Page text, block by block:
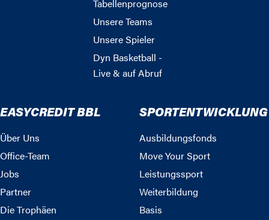
Tabellenprognose
Unsere Teams
Unsere Spieler
Dyn Basketball -
Live & auf Abruf
EASYCREDIT BBL
Über Uns
Office-Team
Jobs
Partner
Die Trophäen
SPORTENTWICKLUNG
Ausbildungsfonds
Move Your Sport
Leistungssport
Weiterbildung
Basis